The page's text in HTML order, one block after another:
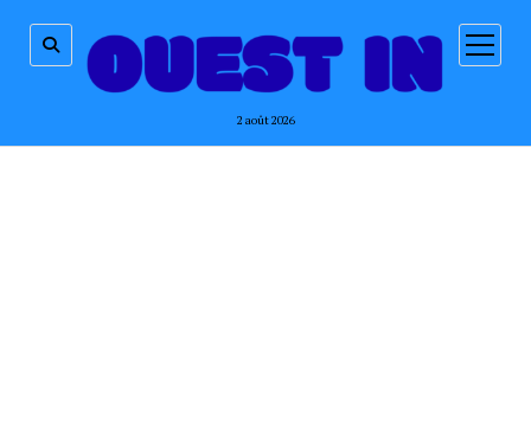
2 août 2026
ouvrir
menu